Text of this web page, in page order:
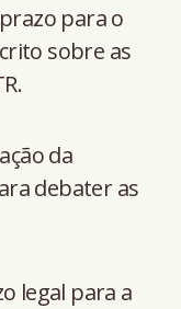
prazo para o
sobre as
da
debater as
legal para a